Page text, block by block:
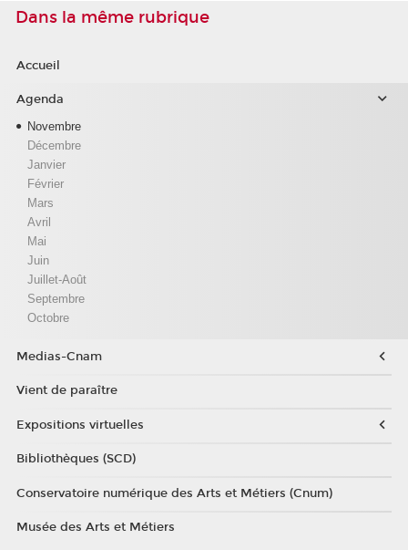
Dans la même rubrique
Accueil
Agenda
Novembre
Décembre
Janvier
Février
Mars
Avril
Mai
Juin
Juillet-Août
Septembre
Octobre
Medias-Cnam
Vient de paraître
Expositions virtuelles
Bibliothèques (SCD)
Conservatoire numérique des Arts et Métiers (Cnum)
Musée des Arts et Métiers